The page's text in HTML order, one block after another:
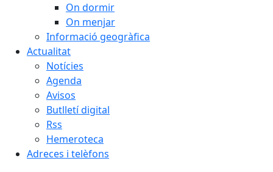
On dormir
On menjar
Informació geogràfica
Actualitat
Notícies
Agenda
Avisos
Butlletí digital
Rss
Hemeroteca
Adreces i telèfons